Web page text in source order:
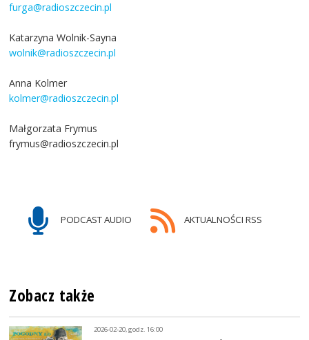
furga@radioszczecin.pl
Katarzyna Wolnik-Sayna
wolnik@radioszczecin.pl
Anna Kolmer
kolmer@radioszczecin.pl
Małgorzata Frymus
frymus@radioszczecin.pl
PODCAST AUDIO AKTUALNOŚCI RSS
Zobacz także
2026-02-20, godz. 16:00